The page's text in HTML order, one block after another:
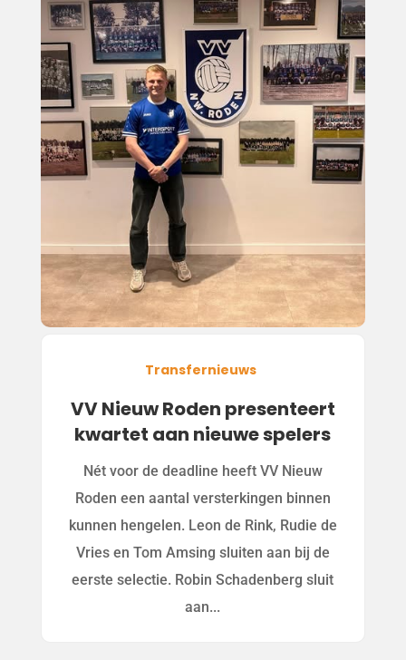
Transfernieuws
VV Nieuw Roden presenteert
kwartet aan nieuwe spelers
Nét voor de deadline heeft VV Nieuw
Roden een aantal versterkingen binnen
kunnen hengelen. Leon de Rink, Rudie de
Vries en Tom Amsing sluiten aan bij de
eerste selectie. Robin Schadenberg sluit
aan...